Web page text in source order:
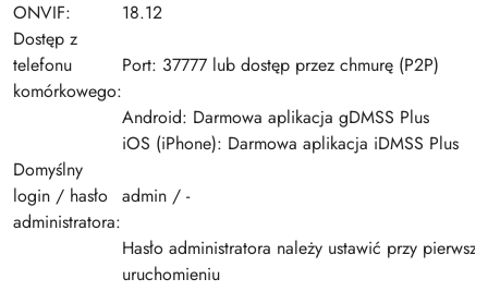
ONVIF:
18.12
Dostęp z
telefonu
komórkowego:
Port: 37777 lub dostęp przez chmurę (P2P)
Android: Darmowa aplikacja gDMSS Plus
iOS (iPhone): Darmowa aplikacja iDMSS Plus
Domyślny
login / hasło
administratora:
admin / -
Hasło administratora należy ustawić przy
uruchomieniu